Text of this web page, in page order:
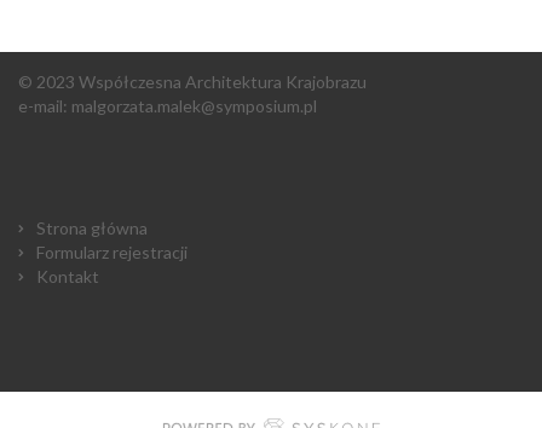
© 2023 Współczesna Architektura Krajobrazu
e-mail: malgorzata.malek@symposium.pl
Strona główna
Formularz rejestracji
Kontakt